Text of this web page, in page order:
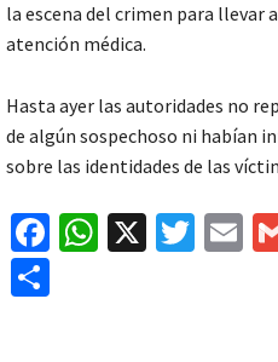
la escena del crimen para llevar
atención médica.
Hasta ayer las autoridades no
de algún sospechoso ni habían
sobre las identidades de las
Fa W X
T
E